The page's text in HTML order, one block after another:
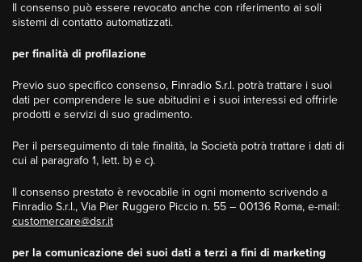
Il consenso può essere revocato anche con riferimento ai soli
sistemi di contatto automatizzati.
per finalità di profilazione
Previo suo specifico consenso, Finradio S.r.l. potrà trattare i suoi
dati per comprendere le sue abitudini e i suoi interessi ed offrirle
prodotti e servizi di suo gradimento.
Per il perseguimento di tale finalità, la Società potrà trattare i dati di
cui al paragrafo 1, lett. b) e c).
Il consenso prestato è revocabile in ogni momento scrivendo a
Finradio S.r.l., Via Pier Ruggero Piccio n. 55 – 00136 Roma, e-mail:
customercare@dsr.it
per la comunicazione dei suoi dati a terzi a fini di marketing